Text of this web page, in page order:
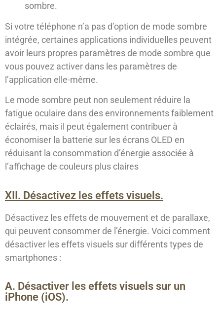
sombre.
Si votre téléphone n’a pas d’option de mode sombre
intégrée, certaines applications individuelles peuvent
avoir leurs propres paramètres de mode sombre que
vous pouvez activer dans les paramètres de
l’application elle-même.
Le mode sombre peut non seulement réduire la
fatigue oculaire dans des environnements faiblement
éclairés, mais il peut également contribuer à
économiser la batterie sur les écrans OLED en
réduisant la consommation d’énergie associée à
l’affichage de couleurs plus claires
XII. Désactivez les effets visuels.
Désactivez les effets de mouvement et de parallaxe,
qui peuvent consommer de l’énergie. Voici comment
désactiver les effets visuels sur différents types de
smartphones :
A. Désactiver les effets visuels sur un
iPhone (iOS).